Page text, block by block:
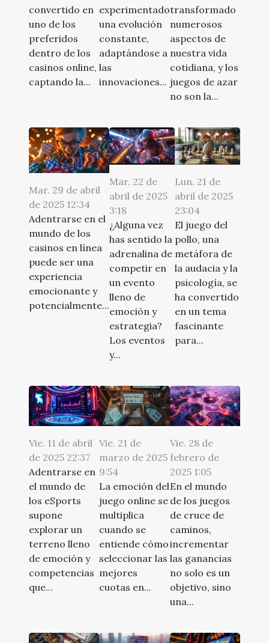
convertido en
uno de los
preferidos
dentro de los
casinos online,
captando la...
experimentado
una evolución
constante,
adaptándose a
las
innovaciones...
transformado
numerosos
aspectos de
nuestra vida
cotidiana, y los
juegos de azar
no son la...
Mar. 29 de abril
de 2025 12:34
Adentrarse en el
mundo de los
casinos en línea
puede ser una
experiencia
emocionante y
potencialmente...
Mar. 22 de
abril de 2025
3:18
¿Alguna vez
has sentido la
adrenalina de
competir en
un evento
lleno de
emoción y
estrategia?
Los eventos
y...
Lun. 21 de
abril de 2025
23:04
El juego del
pollo, una
metáfora de
la audacia y la
psicología, se
ha convertido
en un tema
fascinante
para...
Vie. 11 de abril
de 2025 22:37
Adentrarse en
el mundo de
los eSports
supone
explorar un
terreno lleno
de emoción y
competencias
que...
Vie. 21 de
marzo de 2025
9:54
La emoción del
juego online se
multiplica
cuando se
entiende cómo
seleccionar las
mejores
cuotas en...
Vie. 28 de
febrero de
2025 1:05
En el mundo
de los juegos
de cruce de
caminos,
incrementar
las ganancias
no solo es un
objetivo, sino
una...